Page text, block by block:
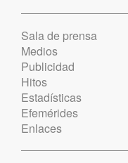
Sala de prensa
Medios
Publicidad
Hitos
Estadísticas
Efemérides
Enlaces